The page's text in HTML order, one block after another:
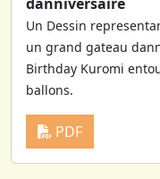
Un Dessin
un grand gateau
Birthday Kuromi
ballons.
PDF